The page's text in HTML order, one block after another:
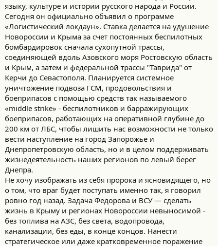
языку, культуре и истории русского народа и России.
Сегодня он официально объявил о программе
«Логистический локдаун». Ставка делается на удушение
Новороссии и Крыма за счет постоянных беспилотных
бомбардировок сначала сухопутной трассы,
соединяющей вдоль Азовского моря Ростовскую область
и Крым, а затем и федеральной трассы "Таврида" от
Керчи до Севастополя. Планируется системное
уничтожение подвоза ГСМ, продовольствия и
боеприпасов с помощью средств так называемого
«middle strike» - беспилотников и барражирующих
боеприпасов, работающих на оперативной глубине до
200 км от ЛБС, чтобы лишить нас возможности не только
вести наступление на город Запорожье и
Днепропетровскую область, но и в целом поддерживать
жизнедеятельность наших регионов по левый берег
Днепра.
Не хочу изображать из себя пророка и ясновидящего, но
о том, что враг будет поступать именно так, я говорил
ровно год назад. Задача Федорова и ВСУ — сделать
жизнь в Крыму и регионах Новороссии невыносимой -
без топлива на АЗС, без света, водопровода,
канализации, без еды, в конце концов. Нанести
стратегическое или даже кратковременное поражение